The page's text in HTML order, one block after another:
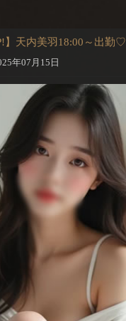
】天内美羽18:00～出勤♡
年07月15日